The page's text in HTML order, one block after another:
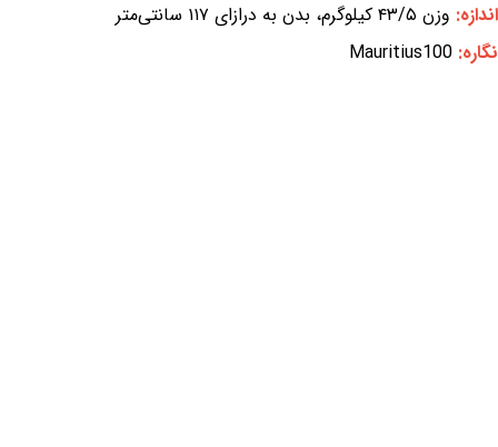
اندازه: وزن ۴۳/۵ کیلوگرم، بدن به درازای ۱۱۷ سانتی‌متر
نگاره: Mauritius100